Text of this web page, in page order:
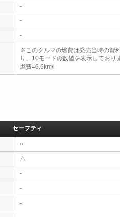
-
-
-
※このクルマの燃費は発売当時の資
り、10モードの数値を表示しており
燃費=6.6km/l
セーフティ
○
△
-
-
-